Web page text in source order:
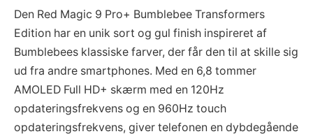
Den Red Magic 9 Pro+ Bumblebee Transformers
Edition har en unik sort og gul finish inspireret af
Bumblebees klassiske farver, der får den til at skille sig
ud fra andre smartphones. Med en 6,8 tommer
AMOLED Full HD+ skærm med en 120Hz
opdateringsfrekvens og en 960Hz touch
opdateringsfrekvens, giver telefonen en dybdegående